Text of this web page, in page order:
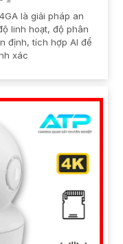
là giải pháp an
linh hoạt, độ phân
định, tích hợp AI để
xác